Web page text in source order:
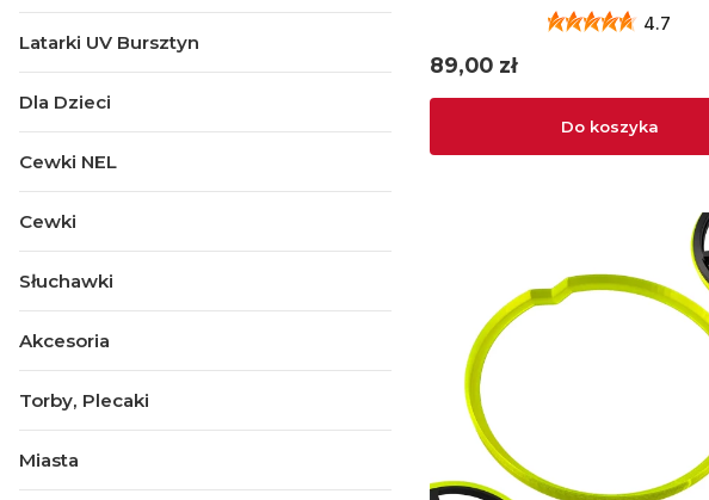
Latarki UV Bursztyn
Dla Dzieci
Cewki NEL
Cewki
Słuchawki
Akcesoria
Torby, Plecaki
Miasta
4.7
Cena
89,00 zł
Do koszyka